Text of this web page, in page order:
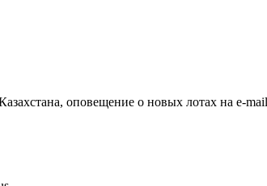
оповещение о новых лотах на e-